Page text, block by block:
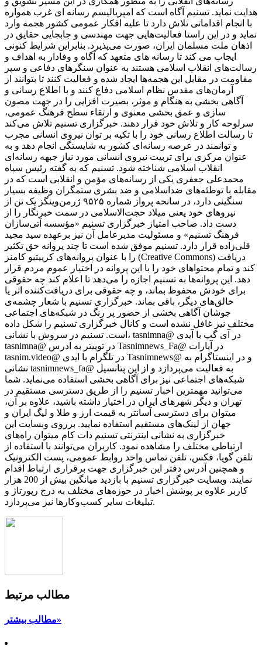
هدایت نماید. تسنیم آگاه است که امپریالیسم رسانه ای غرب همواره
با انجام اقداماتی تلاش دارد تا علیه افکار عمومی کشور هجمه وارد
نماید و در این راستا فعالیت‌هایی جهت مهندسی و جابجایی حقایق در
اذهان ملت مسلمان ایران، صورت می‌پذیرد. بنابراین شرایط کنونی
ایجاب می کند تا رسانه های متعهد که آگاه و وفادار به اهداف و
رسالت‌های انقلاب اسلامی هستند به عنوان سنگرهای دفاعی و سپر
مقاومت در مقابل این هجمه‌ها ایجاد شده و فعالیت کنند تا بتوانند از
آرمان‌های مقدس نظام اسلامی دفاع کنند و با اطلاع رسانی و
آگاهی بخشی به هنگام و موثر، بصیرت افزایی را در جهت مصون
سازی و عمق بخشی معنوی و ارتقاء سطح فرهنگ عمومی،
سرلوحه کار و تلاش خود قرار دهند. خبرگزاری تسنیم تلاش می‌کند
تا رسالت اطلاع رسانی خود را با تکیه بر توان نیروی انسانی مجرب
و توانمند در عرصه رسانه‌ای کشور به شایستگی انجام دهد و به
عنوان مرکزی برای تربیت نیروی انسانی مورد نیاز جبهه رسانه‌ای
انقلاب اسلامی شناخته شود. تسنیم که به گفته رئیس سپاه
محمدعلی جعفری یکی از رسانه‌های مؤمن و انقلابی است که در
مقابله با توطئه‌های ضداسلامی و ضد بشری ستمگران وظیفه بسیار
سنگینی دارد، در سانحه پرواز شماره ۹۵۲۵ ژرمن‌وینگز یک تن از
نیروهای خود یعنی میلاد حجت‌الاسلامی در سمت خبرنگار را از
دست داد. صاحب امتیاز خبرگزاری تسنیم «مؤسسه آتی‌سازان
فرهنگ تسنیم» و مسئولیت مدیرعامل آن نیز برعهده سید مجید
قلی‌زاده‌ قرار دارد. تسنیم موفق شده است تا چند پروانه حق تکثیر
را با عنوان پروانه‌های کرییتیو کامنز (Creative Commons) دریافت
کند و تمام محتواهای خود را با این پروانه در اختیار عموم مردم قرار
دهد. این پروانه‌ها به تسنیم اجازه را می‌دهد تا اعلام کند چه حقوقی
برای خودش محفوظ بماند، و چه حقوقی برای دریافت‌کننده اثر یا
خالق‌های دیگر، باقی بماند. خبرگزاری تسنیم با شعار چشمه‌ی
جوشان آگاهی بخشی از حضور پر رنگ در شبکه‌های اجتماعی
مختلف نیز غافل نشده است و کانال خبرگزاری تسنیم را شکل داده
است. تسنیم در سروش با نشانی، tasnimna@ در آی گپ با آیدی
tasnimna@ در توییتر به ادرس Tasnimnews_Fa@ در آپارات
tasnim.video@ در تلگرام با ایدی Tasnimnews@ و در اینستاگرام به
نشانی tasnimnews_fa@ به فعالیت می‌پردازد و از این پتانسیل
شبکه‌های اجتماعی نیز برای آگاهی بخشی استفاده می‌نماید. شما
می‌توانید مهمترین اخبار تسنیم را از طریق دسترسی مستقیم در
تهران و دیگر شهرهای ایران در اختیار داشته باشید، علاوه بر آن،
میتوان برای دسترسی آسانتر به قیمت ارز و طلا و لیگ ایران و
جهان از لینک‌های مستقیم استفاده نمایید. برروی وبسایت این
خبرگزاری به نشانی اینترنتی تسنیم دات کام میتوان راه‌های
ارتباطی مختلف را مشاهده نمود. کاربران می‌توانند با استفاده از
تلفن گویا، فکس، تلفن تماس واحد روابط عمومی، پست الکترونیک
و همچنین آدرس دفتر این خبرگزاری جهت برقراری ارتباط اقدام
نمایند. وبسایت خبرگزاری تسنیم با بازدید میانگین بیش از 200 هزار
کاربر علاوه بر پوشش اخبار در حوزه‌های مختلف به درج رپورتاژ و
تبلیغات سایر کسب‌وکارها نیز می‌پردازد.
مطالب مرتبط
مطالب بیشتر»